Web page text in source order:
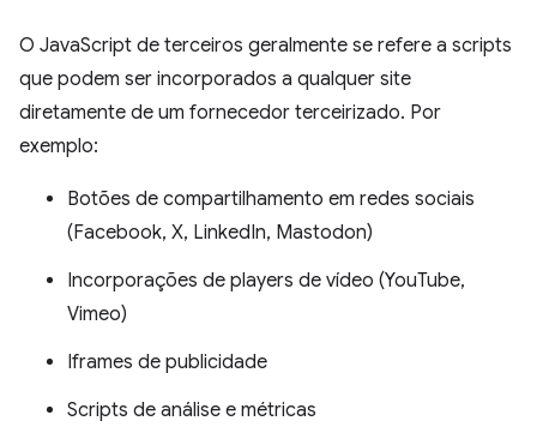
O JavaScript de terceiros geralmente se refere a scripts
que podem ser incorporados a qualquer site
diretamente de um fornecedor terceirizado. Por
exemplo:
Botões de compartilhamento em redes sociais
(Facebook, X, LinkedIn, Mastodon)
Incorporações de players de vídeo (YouTube,
Vimeo)
Iframes de publicidade
Scripts de análise e métricas